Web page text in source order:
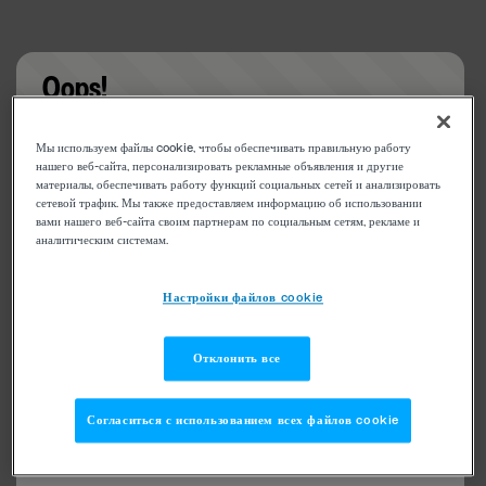
Oops!
Something went wrong. Please try refreshing the
app
Мы используем файлы cookie, чтобы обеспечивать правильную работу
нашего веб-сайта, персонализировать рекламные объявления и другие
материалы, обеспечивать работу функций социальных сетей и анализировать
сетевой трафик. Мы также предоставляем информацию об использовании
вами нашего веб-сайта своим партнерам по социальным сетям, рекламе и
аналитическим системам.
Настройки файлов cookie
Отклонить все
Согласиться с использованием всех файлов cookie